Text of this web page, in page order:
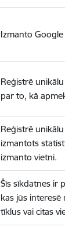
Izmanto
Reģistrē
par to, kā
Reģistrē
izmantots
izmanto vietni.
Šīs sīkdatnes ir
kas jūs
tīklus vai citas